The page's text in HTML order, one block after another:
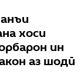
хоси
ин
аз шодӣ